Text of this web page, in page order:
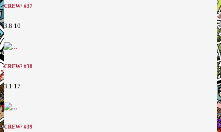
CREW² #37
3.8 10
CREW² #38
3.1 17
CREW² #39